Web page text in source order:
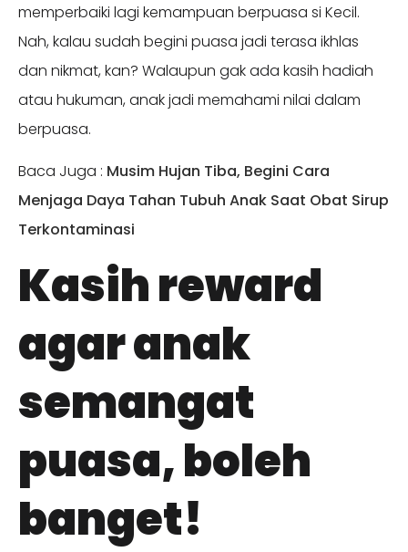
memperbaiki lagi kemampuan berpuasa si Kecil.
Nah, kalau sudah begini puasa jadi terasa ikhlas
dan nikmat, kan? Walaupun gak ada kasih hadiah
atau hukuman, anak jadi memahami nilai dalam
berpuasa.
Baca Juga : Musim Hujan Tiba, Begini Cara
Menjaga Daya Tahan Tubuh Anak Saat Obat Sirup
Terkontaminasi
Kasih reward
agar anak
semangat
puasa, boleh
banget!